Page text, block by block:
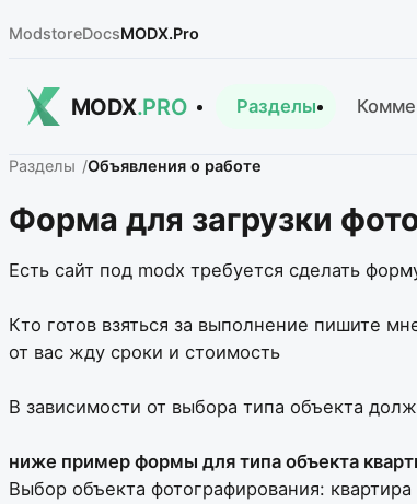
ModstoreDocsMODX.Pro
MODX.PRO Разделы
Разделы Объявления о работе
Форма для загрузки
Есть сайт под modx требуется сделать
Кто готов взяться за выполнение пишите
от вас жду сроки и стоимость
В зависимости от выбора типа объекта
ниже пример формы для типа объекта
Выбор объекта фотографирования: